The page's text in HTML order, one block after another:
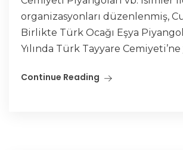
organizasyonları düzenlenmiş,
Birlikte Türk Ocağı Eşya
Yılında Türk Tayyare Cemiyeti’ne
Continue Reading